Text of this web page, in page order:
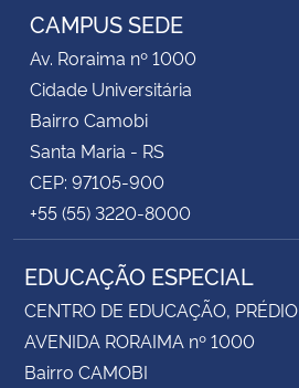
CAMPUS SEDE
Av. Roraima nº 1000
Cidade Universitária
Bairro Camobi
Santa Maria - RS
CEP: 97105-900
+55 (55) 3220-8000
EDUCAÇÃO ESPECIAL
CENTRO DE EDUCAÇÃO,
AVENIDA RORAIMA nº 1000
Bairro CAMOBI